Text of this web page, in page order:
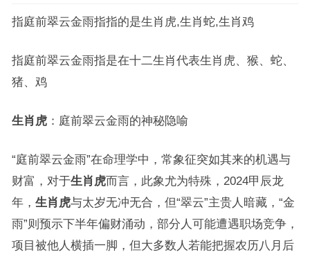
指庭前翠云金雨指指的是生肖虎,生肖蛇,生肖鸡
指庭前翠云金雨指是在十二生肖代表生肖虎、猴、蛇、
猪、鸡
生肖虎：庭前翠云金雨的神秘隐喻
“庭前翠云金雨”在命理学中，常象征突如其来的机遇与
财富，对于生肖虎而言，此象尤为特殊，2024甲辰龙
年， 生肖虎与太岁无冲无合，但“翠云”主贵人暗藏，“金
雨”则预示下半年偏财涌动，部分人可能遭遇职场竞争，
项目被他人横插一脚，但大多数人若能把握农历八月后